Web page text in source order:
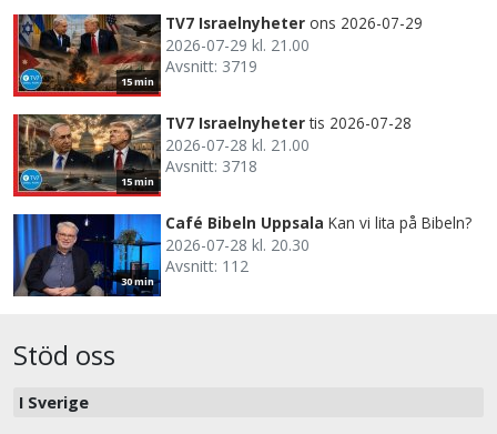
15 min
TV7 Israelnyheter ons 2026-07-29
2026-07-29 kl. 21.00
Avsnitt: 3719
15 min
TV7 Israelnyheter tis 2026-07-28
2026-07-28 kl. 21.00
Avsnitt: 3718
30 min
Café Bibeln Uppsala Kan vi lita på Bibeln?
2026-07-28 kl. 20.30
Avsnitt: 112
Stöd oss
I Sverige